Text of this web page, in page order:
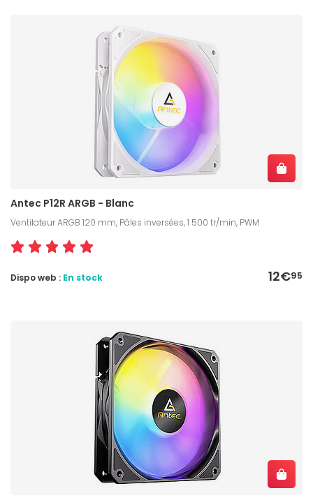
Antec P12R ARGB - Blanc
Ventilateur ARGB 120 mm, Pâles inversées, 1 500 tr/min, PWM
12€95
Dispo web : En stock